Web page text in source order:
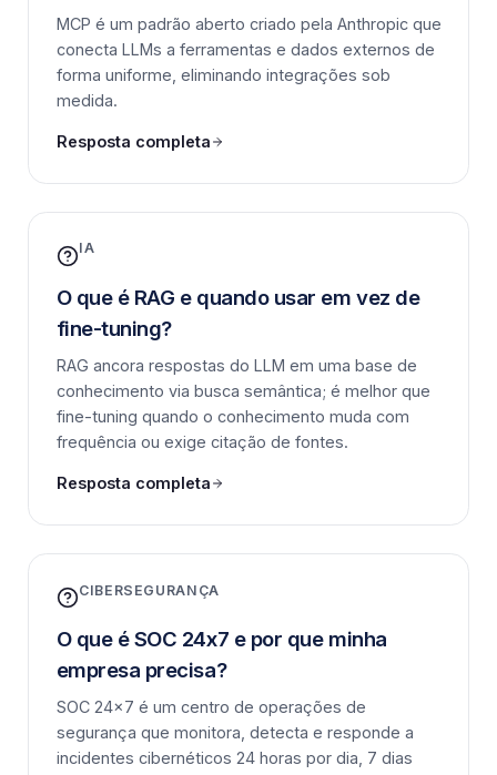
MCP é um padrão aberto criado pela Anthropic que
conecta LLMs a ferramentas e dados externos de
forma uniforme, eliminando integrações sob
medida.
Resposta completa
IA
O que é RAG e quando usar em vez de
fine-tuning?
RAG ancora respostas do LLM em uma base de
conhecimento via busca semântica; é melhor que
fine-tuning quando o conhecimento muda com
frequência ou exige citação de fontes.
Resposta completa
CIBERSEGURANÇA
O que é SOC 24x7 e por que minha
empresa precisa?
SOC 24x7 é um centro de operações de
segurança que monitora, detecta e responde a
incidentes cibernéticos 24 horas por dia, 7 dias